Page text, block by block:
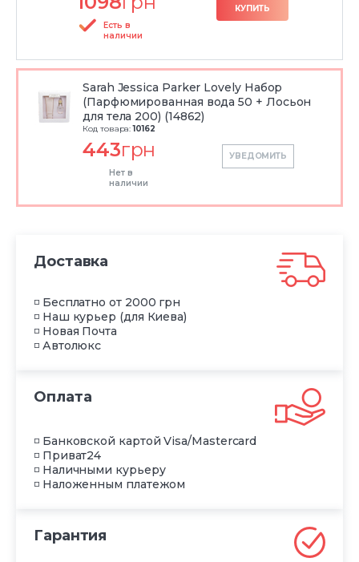
Есть в
наличии
КУПИТЬ
Sarah Jessica Parker Lovely Набор
(Парфюмированная вода 50 + Лосьон
для тела 200) (14862)
Код товара:10162
443грн
Нет в
наличии
УВЕДОМИТЬ
Доставка
◽ Бесплатно от 2000 грн
◽ Наш курьер (для Киева)
◽ Новая Почта
◽ Автолюкс
Оплата
◽ Банковской картой Visa/Mastercard
◽ Приват24
◽ Наличными курьеру
◽ Наложенным платежом
Гарантия